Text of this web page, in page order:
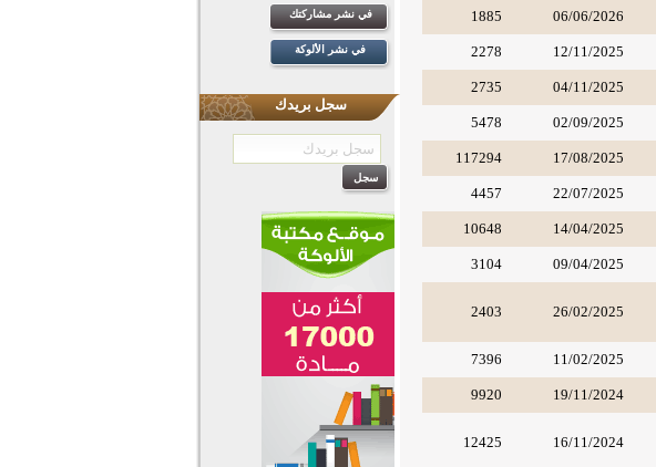
06/06/2026
1885
12/11/2025
2278
04/11/2025
2735
02/09/2025
5478
17/08/2025
117294
22/07/2025
4457
14/04/2025
10648
09/04/2025
3104
26/02/2025
2403
11/02/2025
7396
19/11/2024
9920
16/11/2024
12425
في نشر مشاركتك
في نشر الألوكة
سجل بريدك